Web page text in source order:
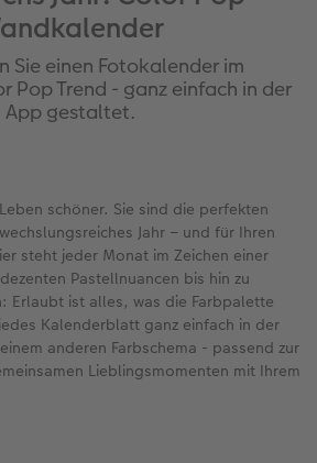
gestalten
FOTOBUCH Kids
Kochbuch
Prints
digitalisieren
Streetmap Poster
Print
Kommunion
& Büro
Castell
mit Design
myPhotos
Case
myPhotos
Schenken
sagen
& Bastelkalender
Sie einen Fotokalender im
Pop Trend - ganz einfach in der
App gestaltet.
schöner. Sie sind die perfekten
Jahr – und für Ihren
steht jeder Monat im Zeichen einer
Pastellnuancen bis hin zu
Erlaubt ist alles, was die Farbpalette
Kalenderblatt ganz einfach in der
anderen Farbschema - passend zur
Lieblingsmomenten mit Ihrem